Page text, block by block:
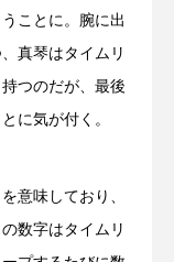
ことに。腕に出
真琴はタイムリ
つのだが、最後
に気が付く。
を意味しており、
数字はタイムリ